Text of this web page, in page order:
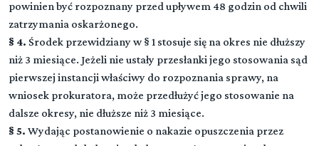
powinien być rozpoznany przed upływem 48 godzin od chwili
zatrzymania oskarżonego.
§ 4. Środek przewidziany w § 1 stosuje się na okres nie dłuższy
niż 3 miesiące. Jeżeli nie ustały przesłanki jego stosowania sąd
pierwszej instancji właściwy do rozpoznania sprawy, na
wniosek prokuratora, może przedłużyć jego stosowanie na
dalsze okresy, nie dłuższe niż 3 miesiące.
§ 5. Wydając postanowienie o nakazie opuszczenia przez
Dział I (art. 1-23)
Przepisy wstępne
Przeczytaj zawartość działu
Dział II (art. -)
Sąd